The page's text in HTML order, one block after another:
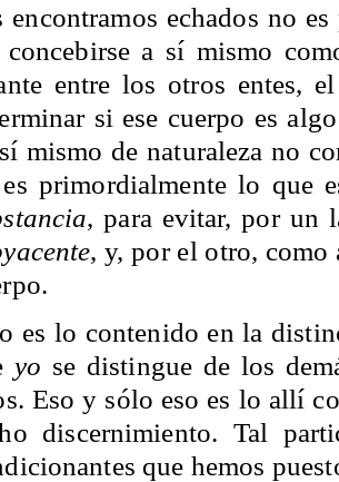
encontramos echados no
concebirse a sí mismo
entre los otros entes,
si ese cuerpo es
mismo de naturaleza no
primordialmente lo que
, para evitar, por un
, y, por el otro, como
es lo contenido en la
yo se distingue de los
Eso y sólo eso es lo allí
discernimiento. Tal
que hemos